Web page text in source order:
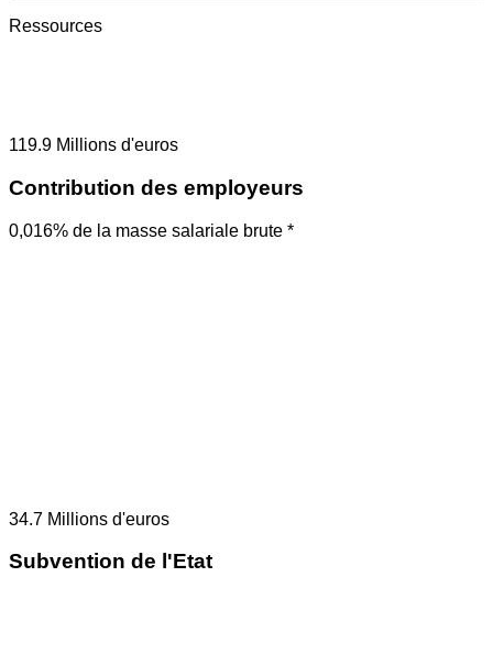
Ressources
119.9 Millions d'euros
Contribution des employeurs
0,016% de la masse salariale brute *
34.7 Millions d'euros
Subvention de l'Etat